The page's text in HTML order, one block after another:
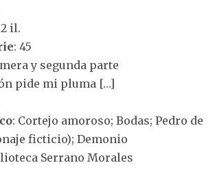
il.
: 45
y segunda parte
pide mi pluma […]
: Cortejo amoroso; Bodas; Pedro de
ficticio); Demonio
Serrano Morales